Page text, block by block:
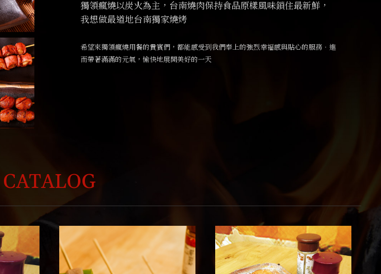
獨領瘋燒以炭火為主， 台南燒肉保持食品原樣風味鎖住最新鮮，
我想做最道地台南獨家燒烤
希望來獨領瘋燒用餐的貴賓們，都能感受到我們奉上的強烈幸福感與貼心的服務．進
而帶著滿滿的元氣，愉快地展開美好的一天
CATALOG